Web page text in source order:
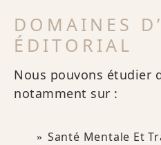
DOMAINES
ÉDITORIAL
Nous pouvons étudier
notamment sur :
Santé Mentale Et